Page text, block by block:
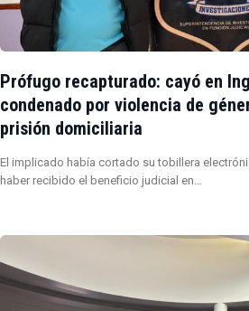
Prófugo recapturado: cayó en
condenado por violencia de
prisión domiciliaria
El implicado había cortado su tobillera
haber recibido el beneficio judicial en…